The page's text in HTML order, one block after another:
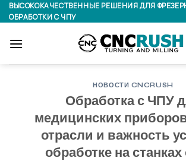
Перейти
к
ВЫСОКОКАЧЕСТВЕННЫЕ РЕШЕНИЯ ДЛЯ
ОБРАБОТКИ С ЧПУ
НОВОСТИ CNCRUSH
Обработка с ЧПУ
медицинских
отрасли и важность
обработке на